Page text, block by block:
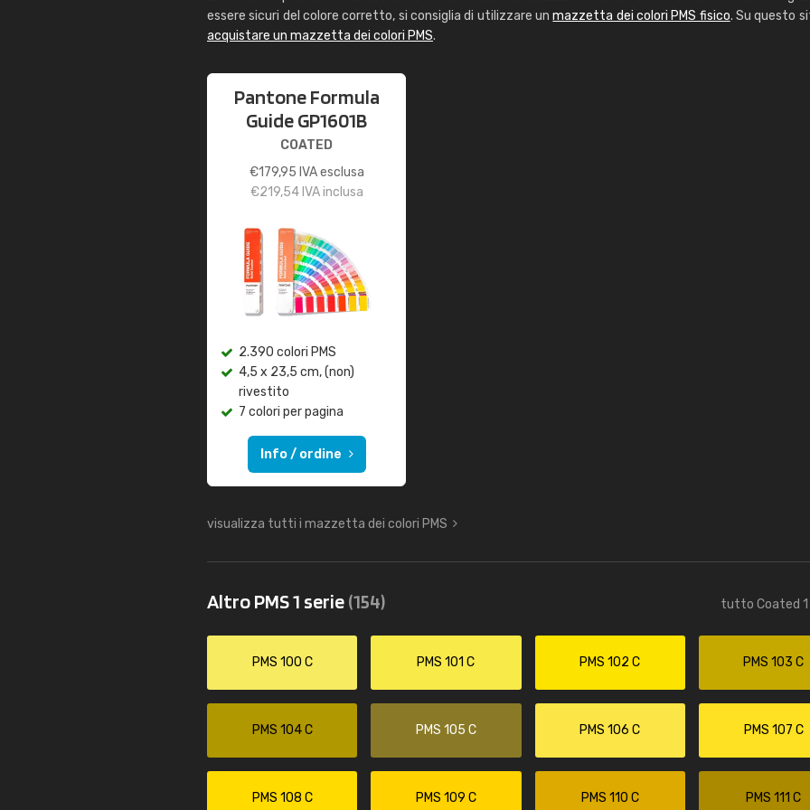
essere sicuri del colore corretto, si consiglia di utilizzare unmazzetta dei colori PMS fisico. Su questo
acquistare un mazzetta dei colori PMS.
Pantone Formula
Guide GP1601B
COATED
€179,95 IVA esclusa
€219,54IVA inclusa
2.390 colori PMS
4,5 x 23,5 cm, (non)
rivestito
7 colori per pagina
Info / ordine
visualizza tutti i mazzetta dei colori PMS
Altro PMS 1 serie(154) tutto Coated 1
PMS 100 C PMS 101 C PMS 102 C PMS 103 C
PMS 104 C PMS 105 C PMS 106 C PMS 107 C
PMS 108 C PMS 109 C PMS 110 C PMS 111 C